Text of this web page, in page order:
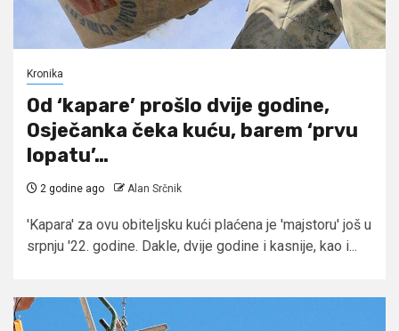
Kronika
Od ‘kapare’ prošlo dvije godine,
Osječanka čeka kuću, barem ‘prvu
lopatu’…
2 godine ago Alan Srčnik
'Kapara' za ovu obiteljsku kući plaćena je 'majstoru' još u
srpnju '22. godine. Dakle, dvije godine i kasnije, kao i...